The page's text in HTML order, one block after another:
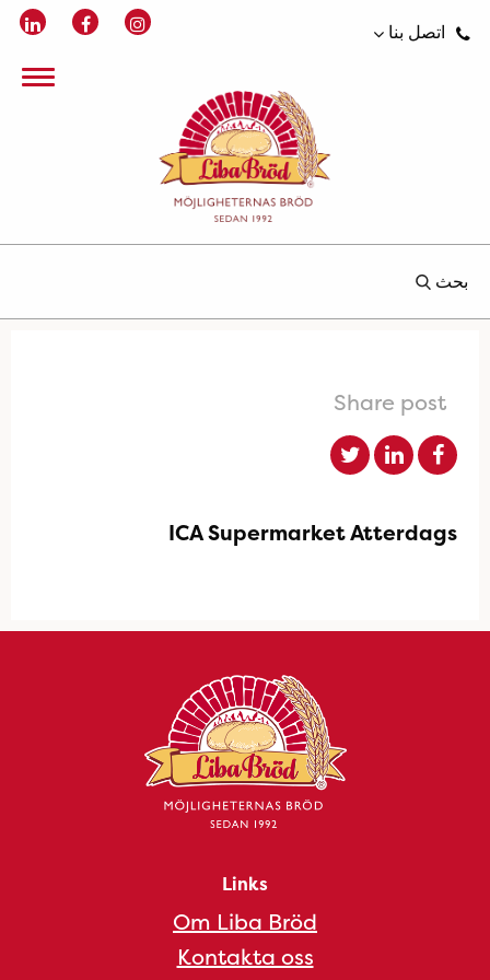
اتصل بنا
بحث
Share post
ICA Supermarket Atterdags
Links
Om Liba Bröd
Kontakta oss